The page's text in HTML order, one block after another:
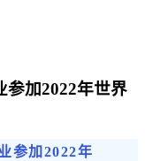
参加2022年世界
参加2022年